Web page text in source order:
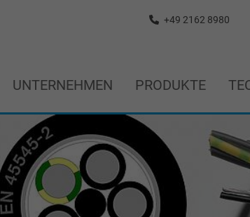
+49 2162 8980
UNTERNEHMEN PRODUKTE